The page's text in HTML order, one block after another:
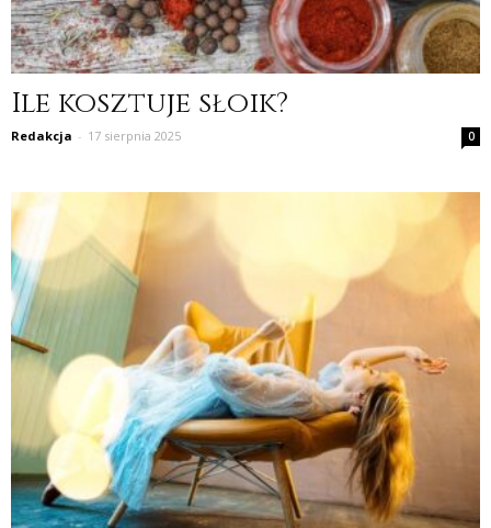
Ile kosztuje słoik?
Redakcja - 17 sierpnia 2025 0